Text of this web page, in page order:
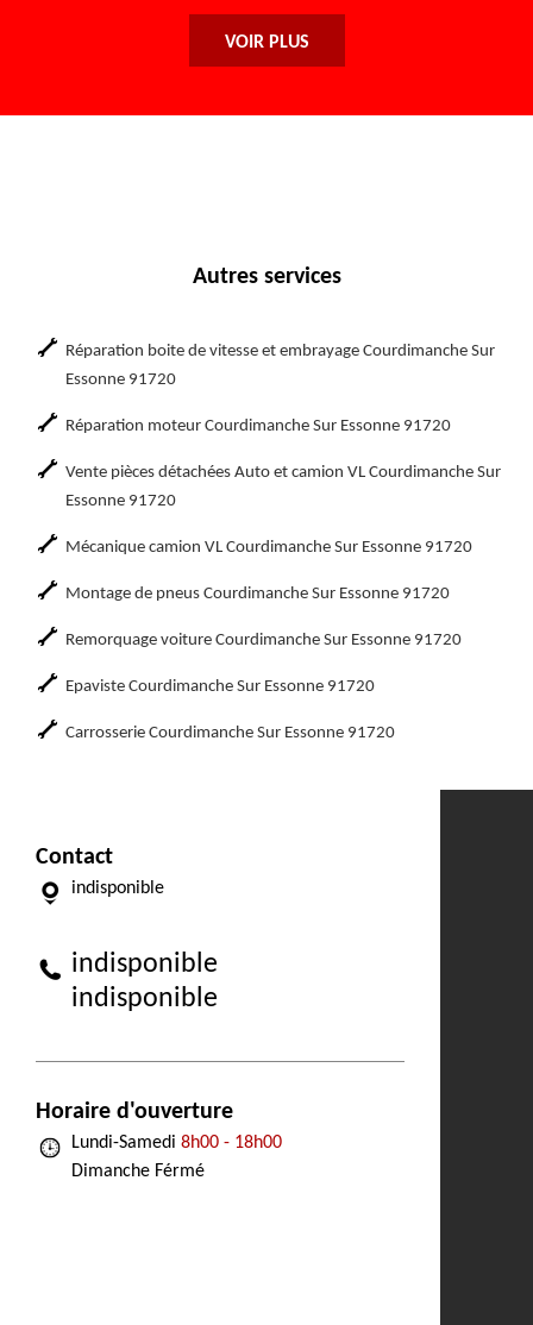
VOIR PLUS
Autres services
Réparation boite de vitesse et embrayage Courdimanche Sur
Essonne 91720
Réparation moteur Courdimanche Sur Essonne 91720
Vente pièces détachées Auto et camion VL Courdimanche Sur
Essonne 91720
Mécanique camion VL Courdimanche Sur Essonne 91720
Montage de pneus Courdimanche Sur Essonne 91720
Remorquage voiture Courdimanche Sur Essonne 91720
Epaviste Courdimanche Sur Essonne 91720
Carrosserie Courdimanche Sur Essonne 91720
Contact
indisponible
indisponible
indisponible
Horaire d'ouverture
Lundi-Samedi 8h00 - 18h00
Dimanche Férmé